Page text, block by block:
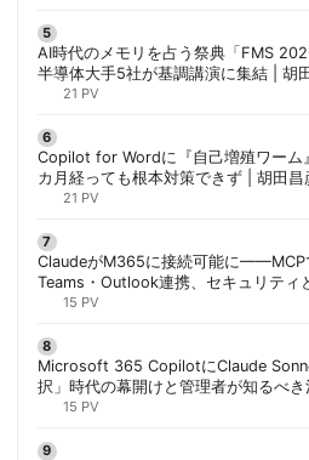
AI時代のメモリを占う祭典「FMS
半導体大手5社が基調講演に集結 | 胡
21 PV
Copilot for Wordに『自己増殖ワー
カ月経っても根本対策できず | 胡田昌
21 PV
ClaudeがM365に接続可能に——MCP
Teams・Outlook連携、セキュリティ
胡田昌彦
15 PV
Microsoft 365 CopilotにClaude
択」時代の幕開けと管理者が知るべ
15 PV